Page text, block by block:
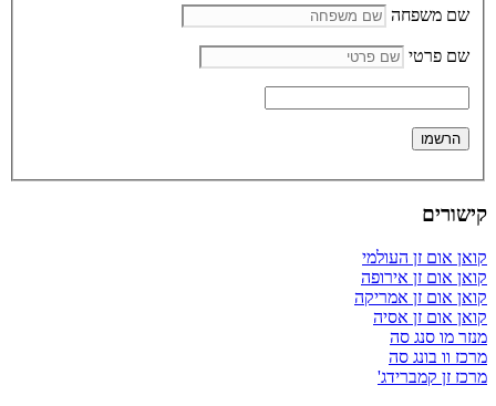
שם משפחה
שם פרטי
קישורים
קואן אום זן העולמי
קואן אום זן אירופה
קואן אום זן אמריקה
קואן אום זן אסיה
מנזר מו סנג סה
מרכז וו בונג סה
מרכז זן קמברידג'